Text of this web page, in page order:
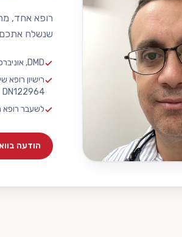
רופא אחד,
שנשלח אתכם
DMD, אוניברסיטת קייסווסטרן ריזרב (2012)
רישיון רופא
DN122964
לשעבר רופא
הודעה